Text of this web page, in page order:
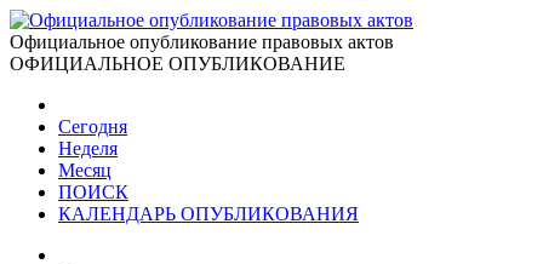
Официальное опубликование правовых актов
ОФИЦИАЛЬНОЕ ОПУБЛИКОВАНИЕ
Сегодня
Неделя
Месяц
ПОИСК
КАЛЕНДАРЬ ОПУБЛИКОВАНИЯ